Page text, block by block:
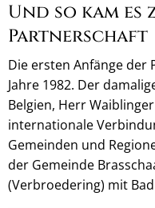
Und so kam es
Partnerschaft
Die ersten Anfänge der
Jahre 1982. Der
Belgien, Herr
internationale
Gemeinden und
der Gemeinde
(Verbroedering) mit